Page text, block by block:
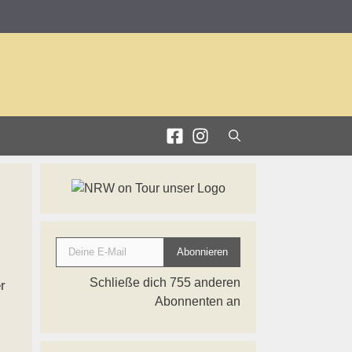
Deine E-Mail
Abonnieren
Schließe dich 755 anderen
Abonnenten an